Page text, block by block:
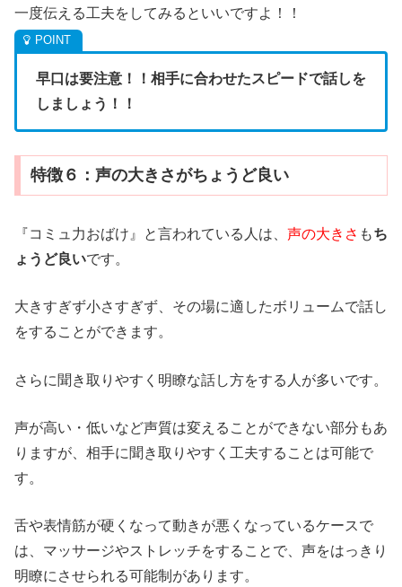
一度伝える工夫をしてみるといいですよ！！
早口は要注意！！相手に合わせたスピードで話しを
しましょう！！
特徴６：声の大きさがちょうど良い
『コミュ力おばけ』と言われている人は、 声の大きさ もち
ょうど良いです。
大きすぎず小さすぎず、その場に適したボリュームで話し
をすることができます。
さらに聞き取りやすく明瞭な話し方をする人が多いです。
声が高い・低いなど声質は変えることができない部分もあ
りますが、相手に聞き取りやすく工夫することは可能で
す。
舌や表情筋が硬くなって動きが悪くなっているケースで
は、マッサージやストレッチをすることで、声をはっきり
明瞭にさせられる可能制があります。